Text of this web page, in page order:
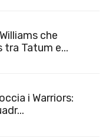
che
Tatum e...
i Warriors: